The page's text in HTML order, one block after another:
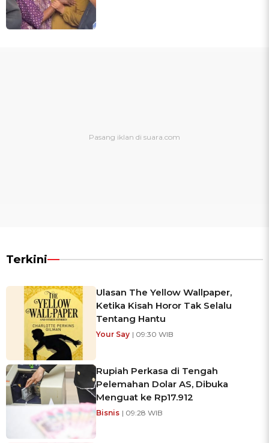
Terkini
Ulasan The Yellow Wallpaper,
Ketika Kisah Horor Tak Selalu
Tentang Hantu
Your Say | 09:30 WIB
Rupiah Perkasa di Tengah
Pelemahan Dolar AS, Dibuka
Menguat ke Rp17.912
Bisnis | 09:28 WIB